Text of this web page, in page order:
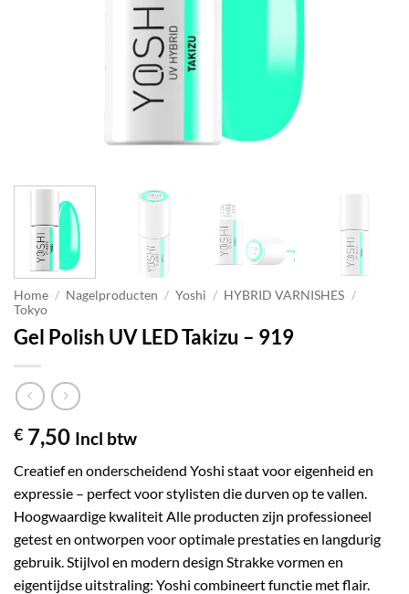
Home / Nagelproducten / Yoshi / HYBRID VARNISHES /
Tokyo
Gel Polish UV LED Takizu – 919
€ 7,50 Incl btw
Creatief en onderscheidend Yoshi staat voor eigenheid en
expressie – perfect voor stylisten die durven op te vallen.
Hoogwaardige kwaliteit Alle producten zijn professioneel
getest en ontworpen voor optimale prestaties en langdurig
gebruik. Stijlvol en modern design Strakke vormen en
eigentijdse uitstraling: Yoshi combineert functie met flair.